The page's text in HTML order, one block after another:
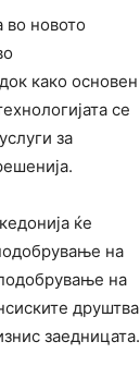
во новото
како основен
се
за
ќе
на
на
друштва
заедницата.